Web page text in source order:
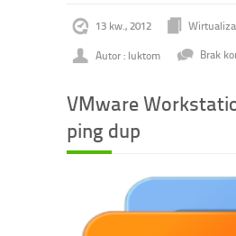
13 kw., 2012
Autor : luktom
Brak
VMware
ping dup